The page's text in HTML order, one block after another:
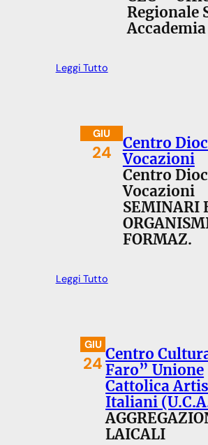
Regionale
Accademia
Leggi Tutto
GIU
24
Centro
Vocazioni
Centro
Vocazioni
SEMINARI
FORMAZ.
Leggi Tutto
GIU
24Centro
Faro” Unione
Cattolica
Italiani
LAICALI